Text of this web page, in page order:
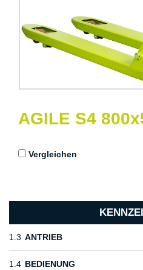
AGILE S4
Vergleichen
1.3 ANTRIEB
1.4 BEDIENUNG